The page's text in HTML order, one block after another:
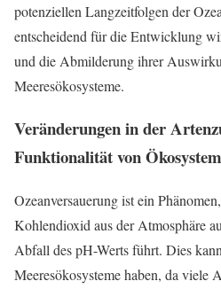
potenziellen Langzeitfolgen der
entscheidend für die Entwicklung
und die Abmilderung ihrer
Meeresökosysteme.
Veränderungen in der
Funktionalität von
Ozeanversauerung ist ein
Kohlendioxid aus der Atmosphäre
Abfall des pH-Werts führt. Dies
Meeresökosysteme haben, da viele